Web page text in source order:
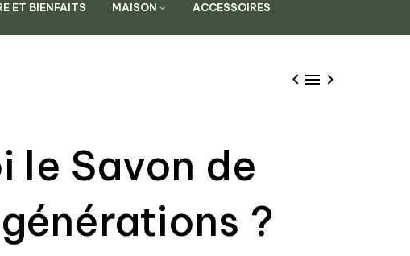
ET BIENFAITS MAISON ACCESSOIRES
  
le Savon de
?